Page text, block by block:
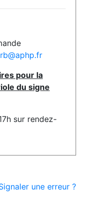
pour la
du signe
sur rendez-
une erreur ?